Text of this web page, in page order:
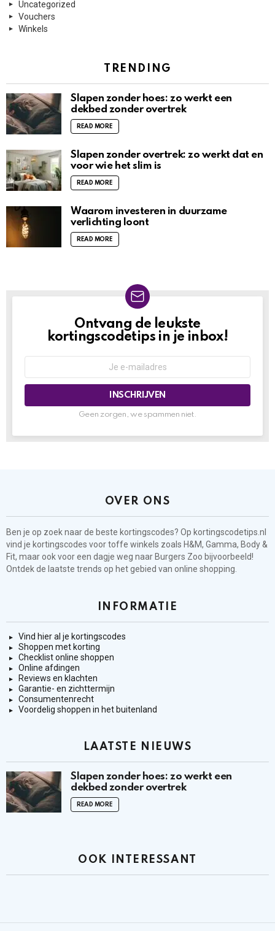
Uncategorized
Vouchers
Winkels
TRENDING
Slapen zonder hoes: zo werkt een
dekbed zonder overtrek
READ MORE
Slapen zonder overtrek: zo werkt dat en
voor wie het slim is
READ MORE
Waarom investeren in duurzame
verlichting loont
READ MORE
NIEUWSBRIEFOntvang de leukste
kortingscodetips in je inbox!
Geen zorgen, we spammen niet.
OVER ONS
Ben je op zoek naar de beste kortingscodes? Op kortingscodetips.nl
vind je kortingscodes voor toffe winkels zoals H&M, Gamma, Body &
Fit, maar ook voor een dagje weg naar Burgers Zoo bijvoorbeeld!
Ontdek de laatste trends op het gebied van online shopping.
INFORMATIE
Vind hier al je kortingscodes
Shoppen met korting
Checklist online shoppen
Online afdingen
Reviews en klachten
Garantie- en zichttermijn
Consumentenrecht
Voordelig shoppen in het buitenland
LAATSTE NIEUWS
Slapen zonder hoes: zo werkt een
dekbed zonder overtrek
READ MORE
OOK INTERESSANT